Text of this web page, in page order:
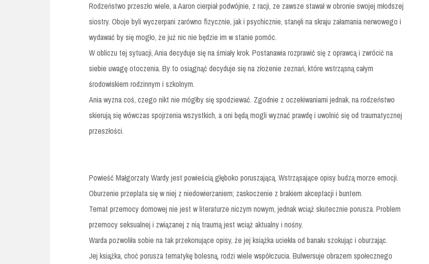
Rodzeństwo przeszło wiele, a Aaron cierpiał podwójnie, z racji, ze zawsze stawał w obronie swojej młodszej
siostry. Oboje byli wyczerpani zarówno fizycznie, jak i psychicznie, stanęli na skraju załamania nerwowego i
wydawać by się mogło, że już nic nie będzie im w stanie pomóc.
W obliczu tej sytuacji, Ania decyduje się na śmiały krok. Postanawia rozprawić się z oprawcą i zwrócić na
siebie uwagę otoczenia. By to osiągnąć decyduje się na złożenie zeznań, które wstrząsną całym
środowiskiem rodzinnym i szkolnym.
Ania wyzna coś, czego nikt nie mógłby się spodziewać. Zgodnie z oczekiwaniami jednak, na rodzeństwo
skierują się wówczas spojrzenia wszystkich, a oni będą mogli wyznać prawdę i uwolnić się od traumatycznej
przeszłości.
Powieść Małgorzaty Wardy jest powieścią głęboko poruszającą. Wstrząsające opisy budzą morze emocji.
Oburzenie przeplata się w niej z niedowierzaniem; zaskoczenie z brakiem akceptacji i buntem.
Temat przemocy domowej nie jest w literaturze niczym nowym, jednak wciąż skutecznie porusza. Problem
przemocy seksualnej i związanej z nią traumą jest wciąż aktualny i nośny.
Warda pozwoliła sobie na tak przekonujące opisy, że jej książka uciekła od banału szokując i oburzając.
Jej książka, choć porusza tematykę bolesną, rodzi wiele współczucia. Bulwersuje obrazem społecznego